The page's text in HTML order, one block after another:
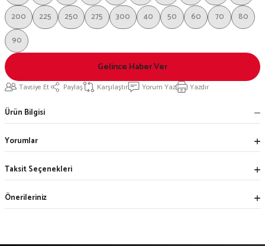
200
225 250 275 300 40 50 60 70
80
90
Gelince Haber Ver
Tavsiye Et Paylaş Karşılaştır Yorum Yaz Yazdır
Ürün Bilgisi
Yorumlar
Taksit Seçenekleri
Önerileriniz